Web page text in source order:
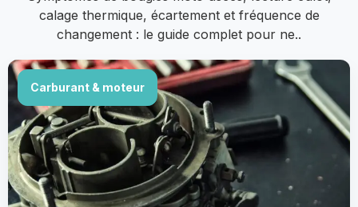
calage thermique, écartement et fréquence de
changement : le guide complet pour ne..
Carburant & moteur